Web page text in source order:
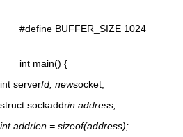
#define BUFFER_SIZE 1024
int main() {
int serverfd, newsocket;
struct sockaddrin address;
int addrlen = sizeof(address);